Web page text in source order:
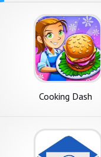
Cooking Dash